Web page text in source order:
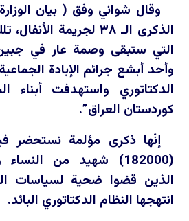
وقال شواني وفق ( بيان
الذكرى الـ ٣٨لجريمة الأنفال،
التي ستبقى وصمة عار في جبين
وأحد أبشع جرائم الإبادة
الدكتاتوري واستهدفت
كوردستان العراق”.
إنّها ذكرى مؤلمة نستحضر
(182000) شهيد من
الذين قضوا ضحية لسياسات
انتهجها النظام الدكتاتوري البائد.